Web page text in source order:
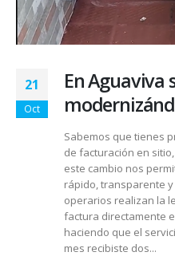
21
Oct
En Aguaviva
Sabemos que tienes
de facturación en
este cambio nos
rápido, transparente
operarios realizan la
factura directamente
haciendo que el
mes recibiste dos...